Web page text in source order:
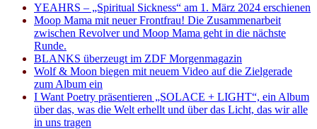
YEAHRS – „Spiritual Sickness“ am 1. März 2024 erschienen
Moop Mama mit neuer Frontfrau! Die Zusammenarbeit
zwischen Revolver und Moop Mama geht in die nächste
Runde.
BLANKS überzeugt im ZDF Morgenmagazin
Wolf & Moon biegen mit neuem Video auf die Zielgerade
zum Album ein
I Want Poetry präsentieren „SOLACE + LIGHT“, ein Album
über das, was die Welt erhellt und über das Licht, das wir alle
in uns tragen